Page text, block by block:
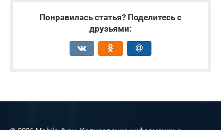
Понравилась статья? Поделитесь с
друзьями: